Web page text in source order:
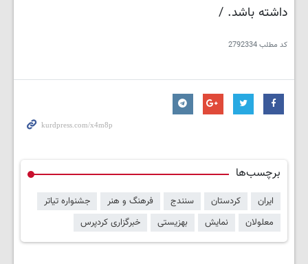
داشته باشد. /
کد مطلب2792334
برچسب‌ها
ایران کردستان سنندج فرهنگ و هنر
جشنواره تیاتر
معلولان
نمایش بهزیستی خبرگزاری کردپرس